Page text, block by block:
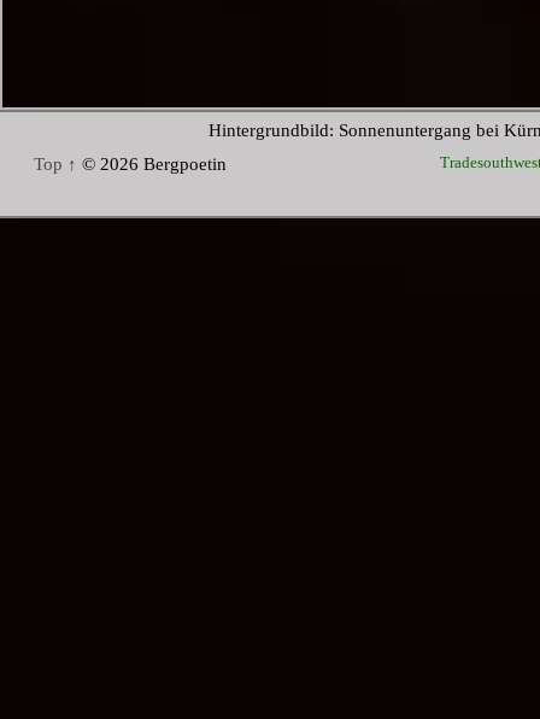
Hintergrundbild: Sonnenuntergang bei
Top ↑ © 2026 Bergpoetin